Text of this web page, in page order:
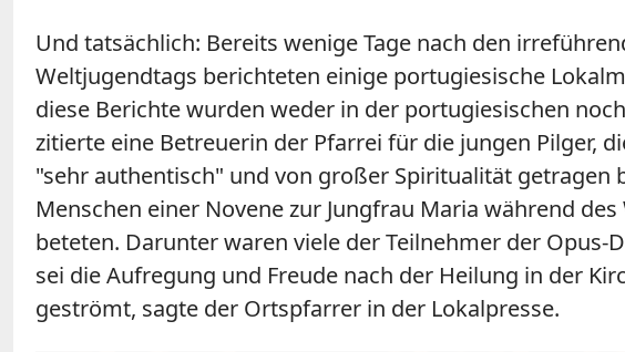
Und tatsächlich: Bereits wenige Tage nach den
Weltjugendtags berichteten einige portugiesische
diese Berichte wurden weder in der portugiesischen
zitierte eine Betreuerin der Pfarrei für die jungen Pilger,
"sehr authentisch" und von großer Spiritualität getragen
Menschen einer Novene zur Jungfrau Maria während
beteten. Darunter waren viele der Teilnehmer der
sei die Aufregung und Freude nach der Heilung in der
geströmt, sagte der Ortspfarrer in der Lokalpresse.